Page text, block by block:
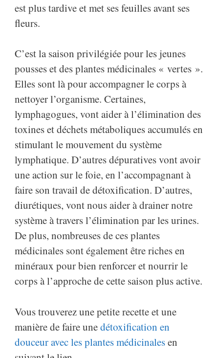
est plus tardive et met ses feuilles avant ses
fleurs.
C’est la saison privilégiée pour les jeunes
pousses et des plantes médicinales « vertes ».
Elles sont là pour accompagner le corps à
nettoyer l’organisme. Certaines,
lymphagogues, vont aider à l’élimination des
toxines et déchets métaboliques accumulés en
stimulant le mouvement du système
lymphatique. D’autres dépuratives vont avoir
une action sur le foie, en l’accompagnant à
faire son travail de détoxification. D’autres,
diurétiques, vont nous aider à drainer notre
système à travers l’élimination par les urines.
De plus, nombreuses de ces plantes
médicinales sont également être riches en
minéraux pour bien renforcer et nourrir le
corps à l’approche de cette saison plus active.
Vous trouverez une petite recette et une
manière de faire unedétoxification en
douceur avec les plantes médicinalesen